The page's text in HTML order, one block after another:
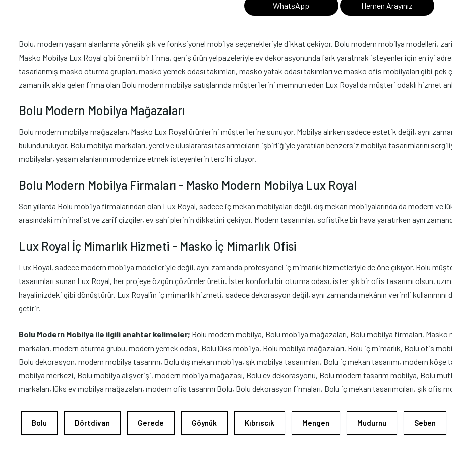
WhatsApp Hemen Arayınız
Bolu, modern yaşam alanlarına yönelik şık ve fonksiyonel mobilya seçenekleriyle dikkat çekiyor. Bolu modern mobilya modelleri,
Masko Mobilya Lux Royal gibi önemli bir firma, geniş ürün yelpazeleriyle ev dekorasyonunda fark yaratmak isteyenler için en iyi
tasarlanmış masko oturma grupları, masko yemek odası takımları, masko yatak odası takımları ve masko ofis mobilyaları gibi
zaman ilk akla gelen firma olan Bolu modern mobilya satışlarında müşterilerini memnun eden Lux Royal da müşteri odaklı hizmet
Bolu Modern Mobilya Mağazaları
Bolu modern mobilya mağazaları, Masko Lux Royal ürünlerini müşterilerine sunuyor. Mobilya alırken sadece estetik değil, aynı
bulunduruluyor. Bolu mobilya markaları, yerel ve uluslararası tasarımcıların işbirliğiyle yaratılan benzersiz mobilya tasarımlarını
mobilyalar, yaşam alanlarını modernize etmek isteyenlerin tercihi oluyor.
Bolu Modern Mobilya Firmaları - Masko Modern Mobilya Lux Royal
Son yıllarda Bolu mobilya firmalarından olan Lux Royal, sadece iç mekan mobilyaları değil, dış mekan mobilyalarında da modern
arasındaki minimalist ve zarif çizgiler, ev sahiplerinin dikkatini çekiyor. Modern tasarımlar, sofistike bir hava yaratırken aynı
Lux Royal İç Mimarlık Hizmeti - Masko İç Mimarlık Ofisi
Lux Royal, sadece modern mobilya modelleriyle değil, aynı zamanda profesyonel iç mimarlık hizmetleriyle de öne çıkıyor. Bolu
tasarımları sunan Lux Royal, her projeye özgün çözümler üretir. İster konforlu bir oturma odası, ister şık bir ofis tasarımı olsun,
hayalinizdeki gibi dönüştürür. Lux Royal’in iç mimarlık hizmeti, sadece dekorasyon değil, aynı zamanda mekânın verimli kullanımını
getirir.
Bolu Modern Mobilya ile ilgili anahtar kelimeler; Bolu modern mobilya, Bolu mobilya mağazaları, Bolu mobilya firmaları,
markaları, modern oturma grubu, modern yemek odası, Bolu lüks mobilya, Bolu mobilya mağazaları, Bolu iç mimarlık, Bolu ofis
Bolu dekorasyon, modern mobilya tasarımı, Bolu dış mekan mobilya, şık mobilya tasarımları, Bolu iç mekan tasarımı, modern
mobilya merkezi, Bolu mobilya alışverişi, modern mobilya mağazası, Bolu ev dekorasyonu, Bolu modern tasarım mobilya, Bolu
markaları, lüks ev mobilya mağazaları, modern ofis tasarımı Bolu, Bolu dekorasyon firmaları, Bolu iç mekan tasarımcıları, şık ofis
Bolu Dörtdivan Gerede Göynük Kıbrıscık Mengen Mudurnu Seben